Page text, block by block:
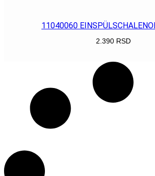
11040060
2.390 RSD